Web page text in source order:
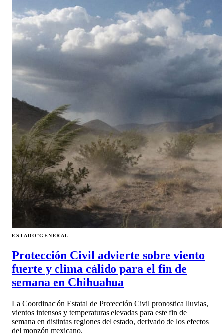
ESTADO·GENERAL
Protección Civil advierte sobre viento
fuerte y clima cálido para el fin de
semana en Chihuahua
La Coordinación Estatal de Protección Civil pronostica lluvias,
vientos intensos y temperaturas elevadas para este fin de
semana en distintas regiones del estado, derivado de los efectos
del monzón mexicano.